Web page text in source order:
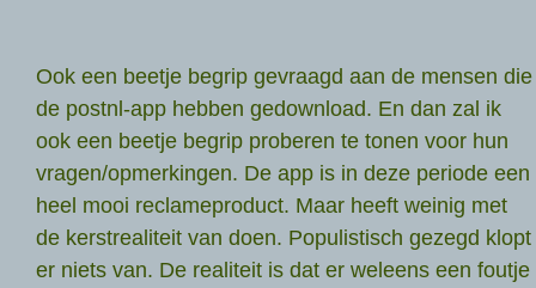
Ook een beetje begrip gevraagd aan de mensen die
de postnl-app hebben gedownload. En dan zal ik
ook een beetje begrip proberen te tonen voor hun
vragen/opmerkingen. De app is in deze periode een
heel mooi reclameproduct. Maar heeft weinig met
de kerstrealiteit van doen. Populistisch gezegd klopt
er niets van. De realiteit is dat er weleens een foutje